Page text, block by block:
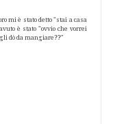
mi è stato detto "stai a casa
è stato "ovvio che vorrei
dò da mangiare??"